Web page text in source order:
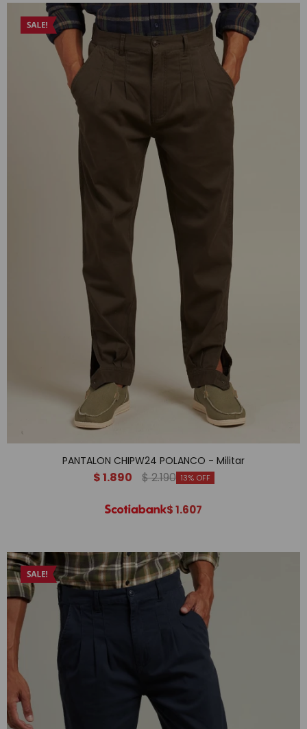
PANTALON CHIPW24 POLANCO - Militar
$1.890 $2.190 13
$1.607